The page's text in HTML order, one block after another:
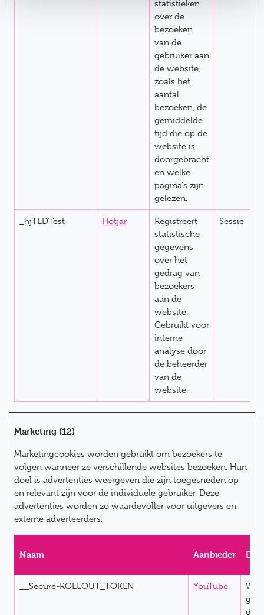
statistieken
over de
bezoeken
van de
gebruiker aan
de website,
zoals het
aantal
bezoeken, de
gemiddelde
tijd die op de
website is
doorgebracht
en welke
pagina's zijn
gelezen.
_hjTLDTest Hotjar
Registreert
statistische
gegevens
over het
gedrag van
bezoekers
aan de
website.
Gebruikt voor
interne
analyse door
de beheerder
van de
website.
Sessie
Marketing (12)
Marketingcookies worden gebruikt om bezoekers te
volgen wanneer ze verschillende websites bezoeken. Hun
doel is advertenties weergeven die zijn toegesneden op
en relevant zijn voor de individuele gebruiker. Deze
advertenties worden zo waardevoller voor uitgevers en
externe adverteerders.
Naam Aanbieder Doel
__Secure-ROLLOUT_TOKEN YouTube
de